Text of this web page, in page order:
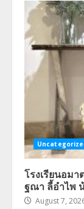
โรงเรียนอม
ฐณา ลี้อำไพ
August 7,